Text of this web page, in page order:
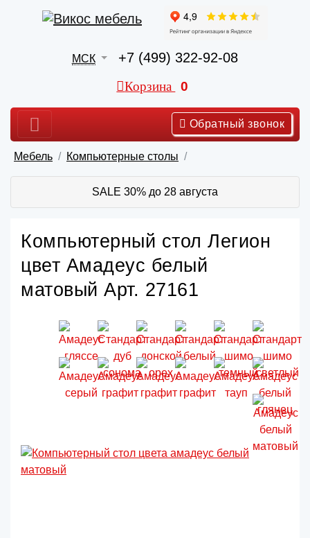
МСК +7 (499) 322-92-08
Корзина 0
Обратный звонок
Мебель Компьютерные столы
SALE 30% до 28 августа
Компьютерный стол Легион
цвет Амадеус белый
матовый Арт. 27161